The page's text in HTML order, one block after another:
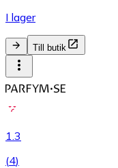
I lager
Till butik
1.3
(4)